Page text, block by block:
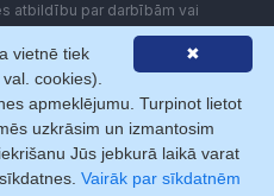
atbildību par darbībām vai
Lietotājam aizliegts
vai iekārtas (robotus)
ar Firmas.lv. Galvenā
Norēķini ar
✖
vietnē tiek
cookies).
apmeklējumu. Turpinot lietot
uzkrāsim un izmantosim
Jūs jebkurā laikā varat
Vairāk par sīkdatnēm